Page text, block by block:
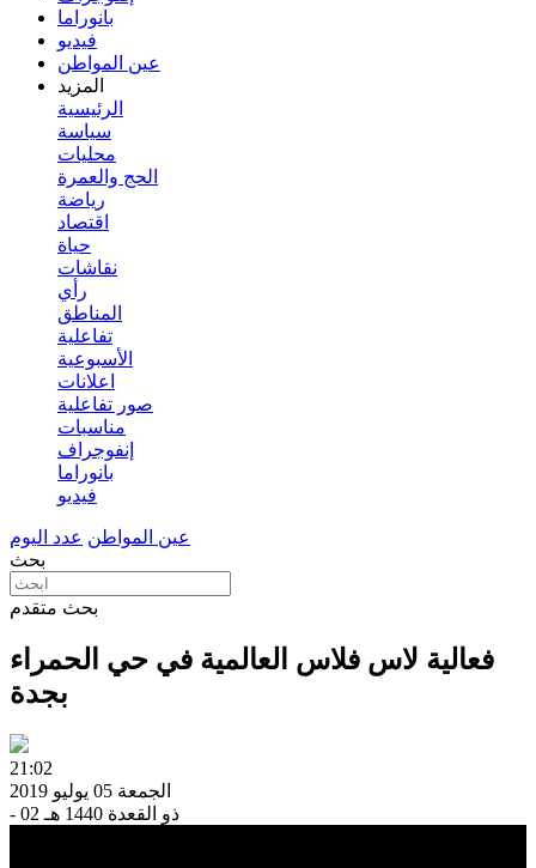
بانوراما
فيديو
عين المواطن
المزيد
الرئيسية
سياسة
محليات
الحج والعمرة
رياضة
اقتصاد
حياة
نقاشات
رأي
المناطق
تفاعلية
الأسبوعية
اعلانات
صور تفاعلية
مناسبات
إنفوجراف
بانوراما
فيديو
عين المواطن عدد اليوم
بحث
بحث متقدم
فعالية لاس فلاس العالمية في حي الحمراء
بجدة
21:02
الجمعة 05 يوليو 2019
- 02 ذو القعدة 1440 هـ